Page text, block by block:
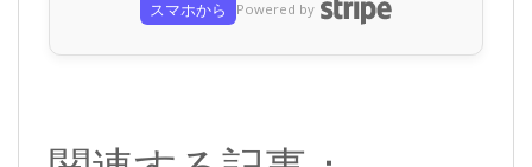
スマホから Powered by